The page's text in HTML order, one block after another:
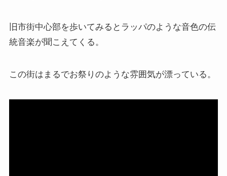
ドストエフスキー伝記
旧市街中心部を歩いてみるとラッパのような音色の伝
統音楽が聞こえてくる。
この街はまるでお祭りのような雰囲気が漂っている。